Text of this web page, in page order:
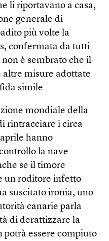
li riportavano a casa,
generale di
più volte la
confermata da tutti
è sembrato che il
altre misure adottate
simile.
mondiale della
rintracciare i circa
hanno
la nave
se il timore
un roditore infetto
suscitato ironia, uno
canarie parla
di derattizzare la
potrà essere compiuto